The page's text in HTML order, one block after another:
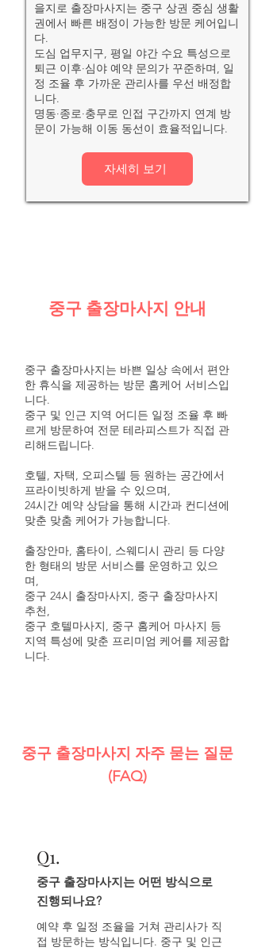
을지로 출장마사지는 중구 상권 중심 생활
권에서 빠른 배정이 가능한 방문 케어입니
다.
도심 업무지구, 평일 야간 수요 특성으로
퇴근 이후·심야 예약 문의가 꾸준하며, 일
정 조율 후 가까운 관리사를 우선 배정합
니다.
명동·종로·충무로 인접 구간까지 연계 방
문이 가능해 이동 동선이 효율적입니다.
자세히 보기
중구 출장마사지 안내
중구 출장마사지는 바쁜 일상 속에서 편안
한 휴식을 제공하는 방문 홈케어 서비스입
니다.
중구 및 인근 지역 어디든 일정 조율 후 빠
르게 방문하여 전문 테라피스트가 직접 관
리해드립니다.
호텔, 자택, 오피스텔 등 원하는 공간에서
프라이빗하게 받을 수 있으며,
24시간 예약 상담을 통해 시간과 컨디션에
맞춘 맞춤 케어가 가능합니다.
출장안마, 홈타이, 스웨디시 관리 등 다양
한 형태의 방문 서비스를 운영하고 있으
며,
중구 24시 출장마사지, 중구 출장마사지
추천,
중구 호텔마사지, 중구 홈케어 마사지 등
지역 특성에 맞춘 프리미엄 케어를 제공합
니다.
중구 출장마사지 자주 묻는 질문
(FAQ)
Q1.
중구 출장마사지는 어떤 방식으로
진행되나요?
예약 후 일정 조율을 거쳐 관리사가 직
접 방문하는 방식입니다. 중구 및 인근